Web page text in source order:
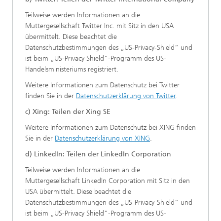
Teilweise werden Informationen an die
Muttergesellschaft Twitter Inc. mit Sitz in den USA
übermittelt. Diese beachtet die
Datenschutzbestimmungen des „US-Privacy-Shield“ und
ist beim „US-Privacy Shield“-Programm des US-
Handelsministeriums registriert.
Weitere Informationen zum Datenschutz bei Twitter
finden Sie in der Datenschutzerklärung von Twitter.
c) Xing: Teilen der Xing SE
Weitere Informationen zum Datenschutz bei XING finden
Sie in der Datenschutzerklärung von XING.
d) LinkedIn: Teilen der LinkedIn Corporation
Teilweise werden Informationen an die
Muttergesellschaft LinkedIn Corporation mit Sitz in den
USA übermittelt. Diese beachtet die
Datenschutzbestimmungen des „US-Privacy-Shield“ und
ist beim „US-Privacy Shield“-Programm des US-